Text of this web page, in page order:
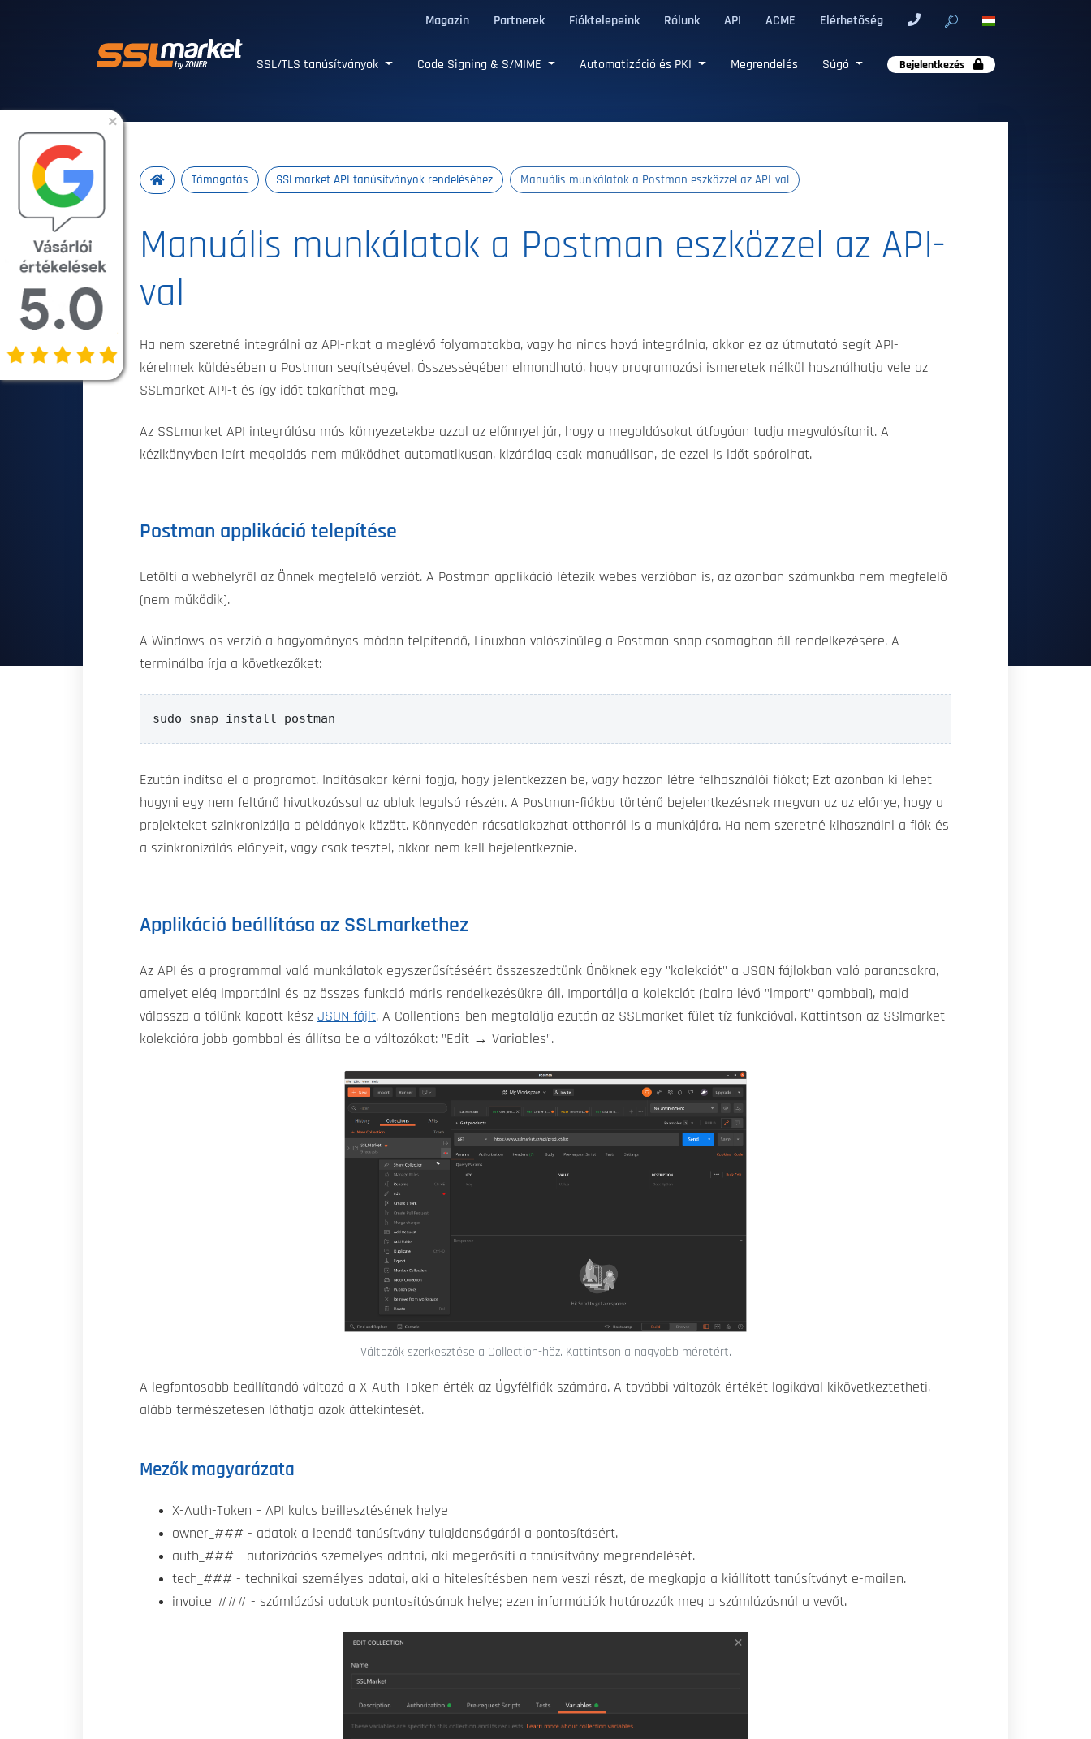
Magazin Partnerek Fióktelepeink Rólunk API ACME Elérhetőség
SSL/TLS tanúsítványok Code Signing & S/MIME Automatizáció és PKI Megrendelés Súgó Bejelentkezés
Támogatás SSLmarket API tanúsítványok rendeléséhez Manuális munkálatok a Postman eszközzel az API-val
Manuális munkálatok a Postman eszközzel az API-
val
Ha nem szeretné integrálni az API-nkat a meglévő folyamatokba, vagy ha nincs hová integrálnia, akkor ez az útmutató segít API-
kérelmek küldésében a Postman segítségével. Összességében elmondható, hogy programozási ismeretek nélkül használhatja vele az
SSLmarket API-t és így időt takaríthat meg.
Az SSLmarket API integrálása más környezetekbe azzal az előnnyel jár, hogy a megoldásokat átfogóan tudja megvalósítanit. A
kézikönyvben leírt megoldás nem működhet automatikusan, kizárólag csak manuálisan, de ezzel is időt spórolhat.
Postman applikáció telepítése
Letölti a webhelyről az Önnek megfelelő verziót. A Postman applikáció létezik webes verzióban is, az azonban számunkba nem megfelelő
(nem működik).
A Windows-os verzió a hagyományos módon telpítendő, Linuxban valószínűleg a Postman snap csomagban áll rendelkezésére. A
terminálba írja a következőket:
sudo snap install postman
Ezután indítsa el a programot. Indításakor kérni fogja, hogy jelentkezzen be, vagy hozzon létre felhasználói fiókot; Ezt azonban ki lehet
hagyni egy nem feltűnő hivatkozással az ablak legalsó részén. A Postman-fiókba történő bejelentkezésnek megvan az az előnye, hogy a
projekteket szinkronizálja a példányok között. Könnyedén rácsatlakozhat otthonról is a munkájára. Ha nem szeretné kihasználni a fiók és
a szinkronizálás előnyeit, vagy csak tesztel, akkor nem kell bejelentkeznie.
Applikáció beállítása az SSLmarkethez
Az API és a programmal való munkálatok egyszerűsítéséért összeszedtünk Önöknek egy "kolekciót" a JSON fájlokban való parancsokra,
amelyet elég importálni és az összes funkció máris rendelkezésükre áll. Importálja a kolekciót (balra lévő "import" gombbal), majd
válassza a tőlünk kapott kész JSON fájlt. A Collentions-ben megtalálja ezután az SSLmarket fület tíz funkcióval. Kattintson az SSlmarket
kolekcióra jobb gombbal és állítsa be a változókat: "Edit → Variables".
Változók szerkesztése a Collection-höz. Kattintson a nagyobb méretért.
A legfontosabb beállítandó változó a X-Auth-Token érték az Ügyfélfiók számára. A további változók értékét logikával kikövetkeztetheti,
alább természetesen láthatja azok áttekintését.
Mezők magyarázata
X-Auth-Token – API kulcs beillesztésének helye
owner_### - adatok a leendő tanúsítvány tulajdonságáról a pontosításért.
auth_### - autorizációs személyes adatai, aki megerősíti a tanúsítvány megrendelését.
tech_### - technikai személyes adatai, aki a hitelesítésben nem veszi részt, de megkapja a kiállított tanúsítványt e-mailen.
invoice_### - számlázási adatok pontosításának helye; ezen információk határozzák meg a számlázásnál a vevőt.
×